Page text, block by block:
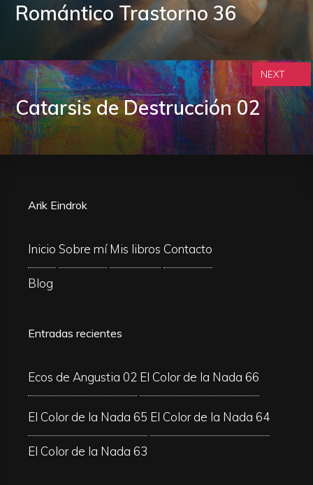
Romántico Trastorno 36
Catarsis de Destrucción 02
NEXT
Arik Eindrok
Inicio Sobre mí Mis libros Contacto
Blog
Entradas recientes
Ecos de Angustia 02 El Color de la Nada 66
El Color de la Nada 65 El Color de la Nada 64
El Color de la Nada 63